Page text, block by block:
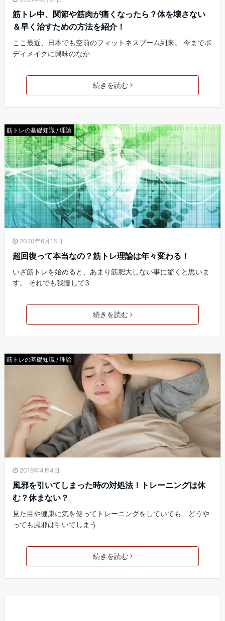
筋トレ中、関節や筋肉が痛くなったら？体を壊さない
＆早く治すための方法を紹介！
ここ最近、日本でも空前のフィットネスブーム到来。 今までボ
ディメイクに興味のなか
続きを読む
筋トレの基礎知識 / 理論
2020年6月16日
超回復って本当なの？筋トレ理論は年々変わる！
いざ筋トレを始めると、あまり筋肥大しない事に驚くと思いま
す。 それでも我慢して3
続きを読む
筋トレの基礎知識 / 理論
2019年4月4日
風邪を引いてしまった時の対処法！トレーニングは休
む？休まない？
見た目や健康に気を使ってトレーニングをしていても、どうや
っても風邪は引いてしまう
続きを読む